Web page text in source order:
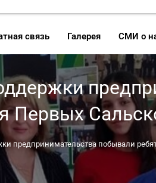
связь Галерея СМИ о
Первых
предпринимательства побывали